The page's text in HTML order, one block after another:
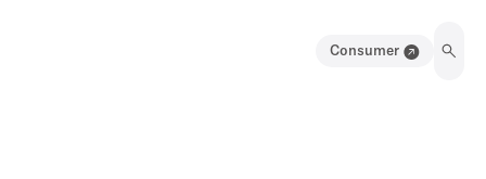
Consumer